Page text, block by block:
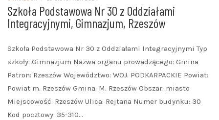
Szkoła Podstawowa Nr 30 z Oddziałami
Integracyjnymi, Gimnazjum, Rzeszów
Szkoła Podstawowa Nr 30 z Oddziałami Integracyjnymi Typ
szkoły: Gimnazjum Nazwa organu prowadzącego: Gmina
Patron: Rzeszów Województwo: WOJ. PODKARPACKIE Powiat:
Powiat m. Rzeszów Gmina: M. Rzeszów Obszar: miasto
Miejscowość: Rzeszów Ulica: Rejtana Numer budynku: 30
Kod pocztowy: 35-310…